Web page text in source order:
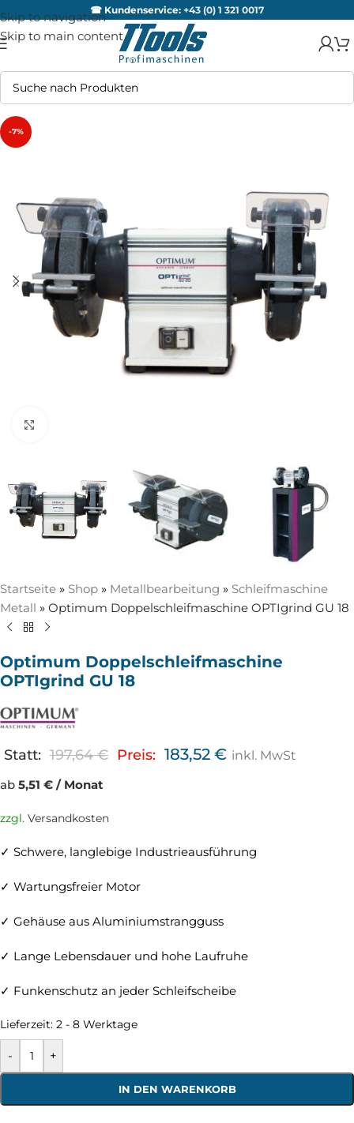
Skip to navigation
Skip to main content
☎ Kundenservice: +43 (0) 1 321 0017
-7%
Startseite » Shop » Metallbearbeitung » Schleifmaschine
Metall » Optimum Doppelschleifmaschine OPTIgrind GU 18
Optimum Doppelschleifmaschine
OPTIgrind GU 18
Statt: 197,64€ Preis: 183,52 € inkl. MwSt
ab 5,51 € / Monat
zzgl. Versandkosten
✓ Schwere, langlebige Industrieausführung
✓ Wartungsfreier Motor
✓ Gehäuse aus Aluminiumstrangguss
✓ Lange Lebensdauer und hohe Laufruhe
✓ Funkenschutz an jeder Schleifscheibe
Lieferzeit: 2 - 8 Werktage
- +
IN DEN WARENKORB